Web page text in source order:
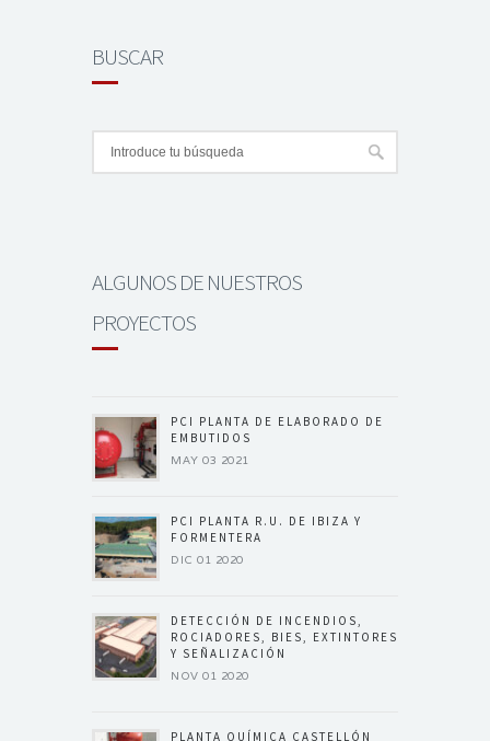
BUSCAR
ALGUNOS DE NUESTROS
PROYECTOS
PCI PLANTA DE ELABORADO DE
EMBUTIDOS
MAY 03 2021
PCI PLANTA R.U. DE IBIZA Y
FORMENTERA
DIC 01 2020
DETECCIÓN DE INCENDIOS,
ROCIADORES, BIES, EXTINTORES
Y SEÑALIZACIÓN
NOV 01 2020
PLANTA QUÍMICA CASTELLÓN